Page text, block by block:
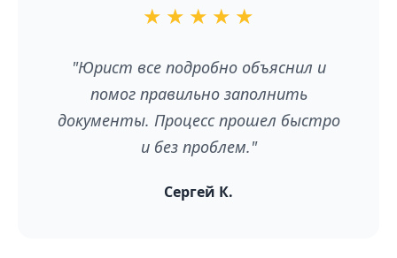
★★★★
"Юрист все подробно объяснил и
помог правильно заполнить
документы. Процесс прошел быстро
и без проблем."
Сергей К.